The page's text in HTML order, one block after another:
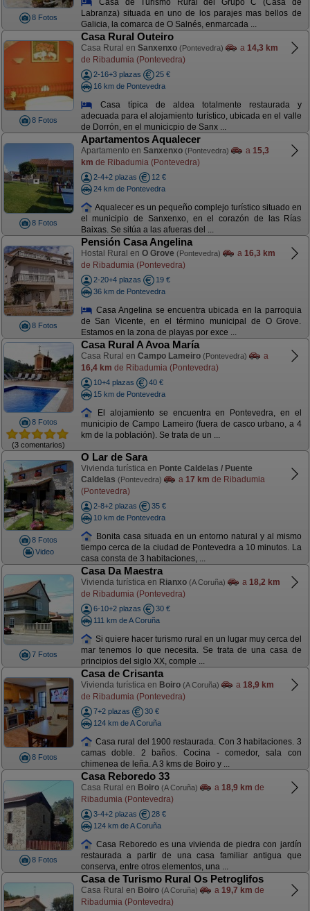
8 Fotos
Labranza) situada en uno de los parajes mas bellos de
Galicia, la comarca de O Salnés, enmarcada ...
8 Fotos
Casa Rural Outeiro
Casa Rural en Sanxenxo (Pontevedra) a 14,3 km
de Ribadumia (Pontevedra)
2-16+3 plazas
25 €
16 km de Pontevedra
Casa típica de aldea totalmente restaurada y
adecuada para el alojamiento turístico, ubicada en el valle
de Dorrón, en el municicpio de Sanx ...
8 Fotos
Apartamentos Aqualecer
Apartamento en Sanxenxo (Pontevedra) a 15,3
km de Ribadumia (Pontevedra)
2-4+2 plazas
12 €
24 km de Pontevedra
Aqualecer es un pequeño complejo turístico situado en
el municipio de Sanxenxo, en el corazón de las Rías
Baixas. Se sitúa a las afueras del ...
8 Fotos
Pensión Casa Angelina
Hostal Rural en O Grove (Pontevedra) a 16,3 km
de Ribadumia (Pontevedra)
2-20+4 plazas
19 €
36 km de Pontevedra
Casa Angelina se encuentra ubicada en la parroquia
de San Vicente, en el término municipal de O Grove.
Estamos en la zona de playas por exce ...
8 Fotos
(3 comentarios)
Casa Rural A Avoa María
Casa Rural en Campo Lameiro (Pontevedra)
a
16,4 km de Ribadumia (Pontevedra)
10+4 plazas
40 €
15 km de Pontevedra
El alojamiento se encuentra en Pontevedra, en el
municipio de Campo Lameiro (fuera de casco urbano, a 4
km de la población). Se trata de un ...
8 Fotos
Video
O Lar de Sara
Vivienda turística en Ponte Caldelas / Puente
Caldelas (Pontevedra) a 17 km de Ribadumia
(Pontevedra)
2-8+2 plazas
35 €
10 km de Pontevedra
Bonita casa situada en un entorno natural y al mismo
tiempo cerca de la ciudad de Pontevedra a 10 minutos. La
casa consta de 3 habitaciones, ...
7 Fotos
Casa Da Maestra
Vivienda turística en Rianxo (A Coruña) a 18,2 km
de Ribadumia (Pontevedra)
6-10+2 plazas
30 €
111 km de A Coruña
Si quiere hacer turismo rural en un lugar muy cerca del
mar tenemos lo que necesita. Se trata de una casa de
principios del siglo XX, comple ...
8 Fotos
Casa de Crisanta
Vivienda turística en Boiro (A Coruña) a 18,9 km
de Ribadumia (Pontevedra)
7+2 plazas
30 €
124 km de A Coruña
Casa rural del 1900 restaurada. Con 3 habitaciones. 3
camas doble. 2 baños. Cocina - comedor, sala con
chimenea de leña. A 3 kms de Boiro y ...
8 Fotos
Casa Reboredo 33
Casa Rural en Boiro (A Coruña) a 18,9 km de
Ribadumia (Pontevedra)
3-4+2 plazas
28 €
124 km de A Coruña
Casa Reboredo es una vivienda de piedra con jardín
restaurada a partir de una casa familiar antigua que
conserva, entre otros elementos, una ...
Casa de Turismo Rural Os Petroglifos
Casa Rural en Boiro (A Coruña) a 19,7 km de
Ribadumia (Pontevedra)